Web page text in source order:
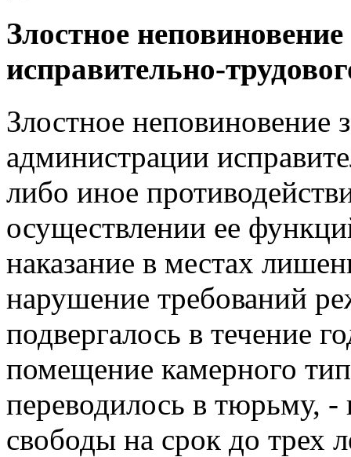
Злостное
исправительно-
Злостное неповиновение
администрации
либо иное
осуществлении ее
наказание в местах
нарушение требований
подвергалось в течение
помещение камерного
переводилось в тюрьму, -
свободы на срок до трех